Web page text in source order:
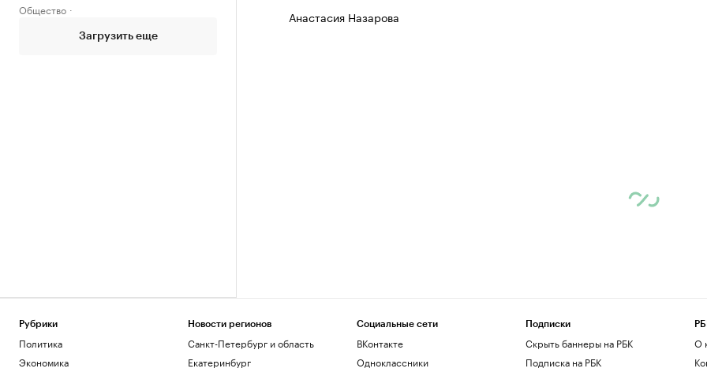
Общество
Загрузить еще
Анастасия Назарова
Рубрики
Политика
Экономика
Новости регионов
Санкт-Петербург и область
Екатеринбург
Социальные сети
ВКонтакте
Одноклассники
Подписки
Скрыть баннеры на РБК
Подписка на РБК
О